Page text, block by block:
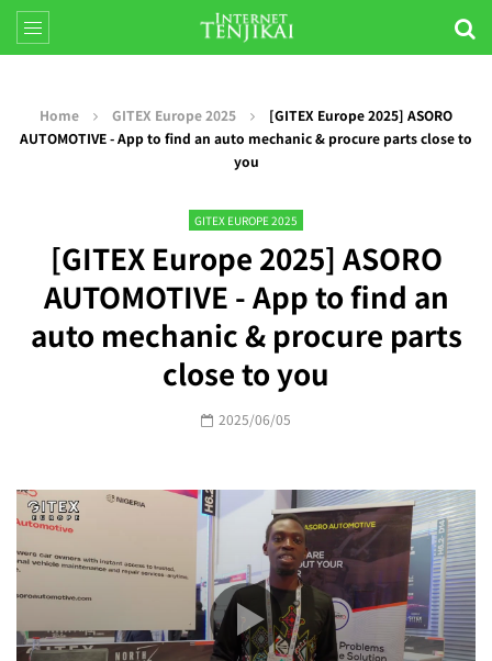
Home GITEX Europe 2025
[GITEX Europe 2025] ASORO
AUTOMOTIVE - App to find an auto mechanic & procure parts close to
you
GITEX EUROPE 2025
[GITEX Europe 2025] ASORO
AUTOMOTIVE - App to find an
auto mechanic & procure parts
close to you
2025/06/05